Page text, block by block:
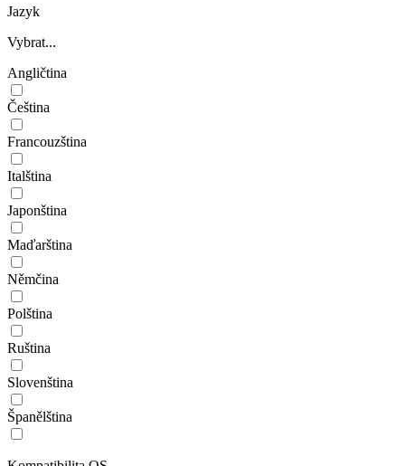
Jazyk
Vybrat...
Angličtina
Čeština
Francouzština
Italština
Japonština
Maďarština
Němčina
Polština
Ruština
Slovenština
Španělština